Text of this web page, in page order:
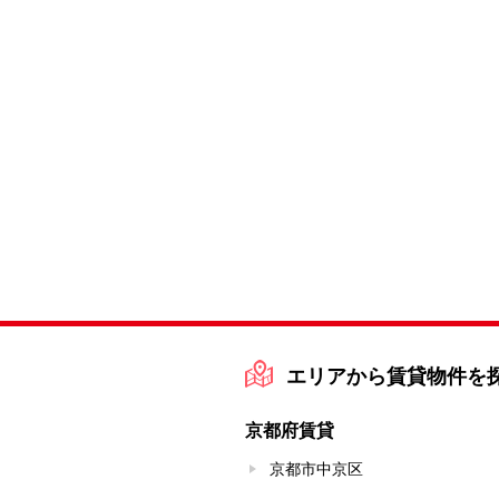
エリアから賃貸物件を
京都府賃貸
京都市中京区